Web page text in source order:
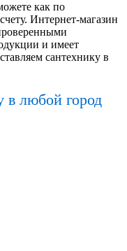
как по
Интернет-магазин
и имеет
сантехнику в
в любой город